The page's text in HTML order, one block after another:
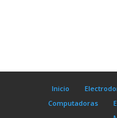
Inicio
Computadoras